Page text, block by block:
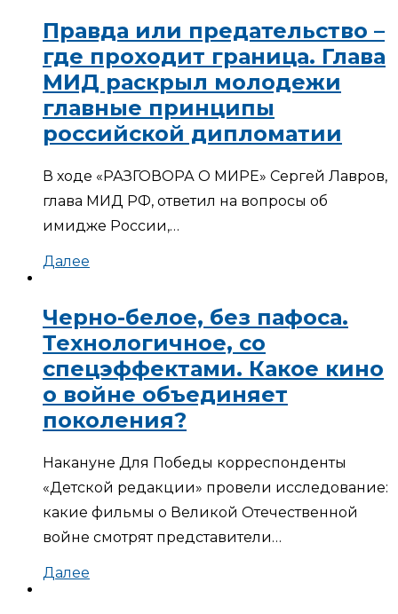
Правда или предательство –
где проходит граница. Глава
МИД раскрыл молодежи
главные принципы
российской дипломатии
В ходе «РАЗГОВОРА О МИРЕ» Сергей Лавров,
глава МИД РФ, ответил на вопросы об
имидже России,…
Далее
Черно-белое, без пафоса.
Технологичное, со
спецэффектами. Какое кино
о войне объединяет
поколения?
Накануне Для Победы корреспонденты
«Детской редакции» провели исследование:
какие фильмы о Великой Отечественной
войне смотрят представители…
Далее